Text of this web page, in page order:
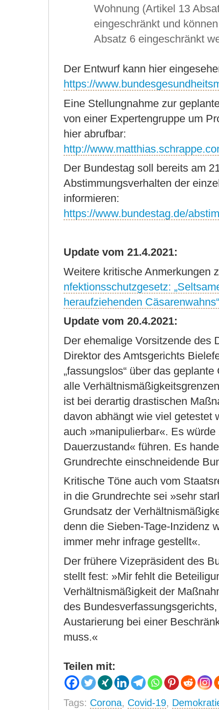
Wohnung (Artikel 13
eingeschränkt und
Absatz 6 eingeschränkt
Der Entwurf kann hier
https://
Eine Stellungnahme zur
von einer Expertengruppe um
hier abrufbar:
http://
Der Bundestag soll bereits am
Abstimmungsverhalten der
informieren:
https://www.bundestag.de/
Update vom 21.4.2021:
Weitere kritische Anmerkungen
nfektionsschutzgesetz:
heraufziehenden Cäsarenwahns“
Update vom 20.4.2021:
Der ehemalige Vorsitzende des
Direktor des Amtsgerichts
„fassungslos“ über das
alle
ist bei derartig drastischen
davon abhängt wie viel getestet
auch »manipulierbar«. Es
Dauerzustand« führen. Es
Grundrechte einschneidende
Kritische Töne auch vom
in die Grundrechte sei »sehr
Grundsatz der
denn die Sieben-Tage-Inzidenz
immer mehr infrage gestellt«.
Der frühere Vizepräsident des
stellt fest: »Mir fehlt die
Verhältnismäßigkeit der
des
Austarierung bei einer
muss.«
Teilen mit:
Tags: Corona, Covid-19,